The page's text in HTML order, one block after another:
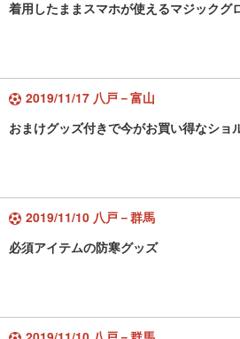
着用したままスマホが使えるマジックグ
2019/11/17 八戸－富山
おまけグッズ付きで今がお買い得なショ
2019/11/10 八戸－群馬
必須アイテムの防寒グッズ